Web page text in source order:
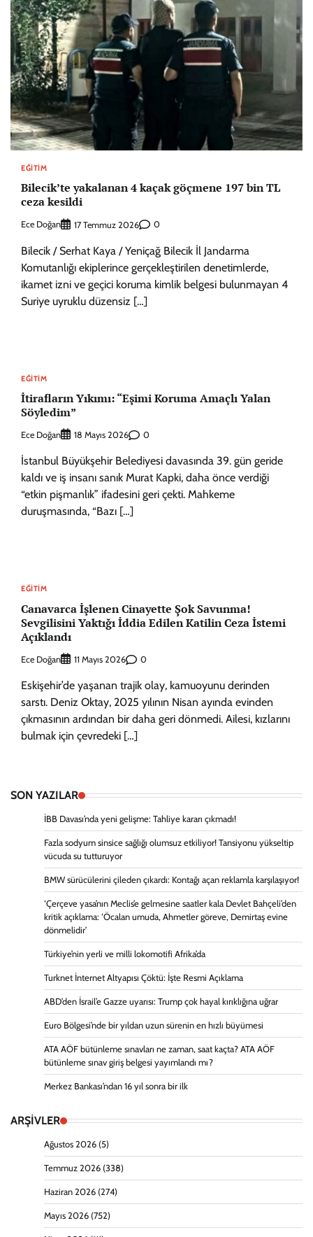
EĞITIM
Bilecik’te yakalanan 4 kaçak göçmene 197 bin TL
ceza kesildi
Ece Doğan 17 Temmuz 2026 0
Bilecik / Serhat Kaya / Yeniçağ Bilecik İl Jandarma
Komutanlığı ekiplerince gerçekleştirilen denetimlerde,
ikamet izni ve geçici koruma kimlik belgesi bulunmayan 4
Suriye uyruklu düzensiz […]
EĞITIM
İtirafların Yıkımı: “Eşimi Koruma Amaçlı Yalan
Söyledim”
Ece Doğan 18 Mayıs 2026 0
İstanbul Büyükşehir Belediyesi davasında 39. gün geride
kaldı ve iş insanı sanık Murat Kapki, daha önce verdiği
“etkin pişmanlık” ifadesini geri çekti. Mahkeme
duruşmasında, “Bazı […]
EĞITIM
Canavarca İşlenen Cinayette Şok Savunma!
Sevgilisini Yaktığı İddia Edilen Katilin Ceza İstemi
Açıklandı
Ece Doğan 11 Mayıs 2026 0
Eskişehir’de yaşanan trajik olay, kamuoyunu derinden
sarstı. Deniz Oktay, 2025 yılının Nisan ayında evinden
çıkmasının ardından bir daha geri dönmedi. Ailesi, kızlarını
bulmak için çevredeki […]
SON YAZILAR
İBB Davası’nda yeni gelişme: Tahliye kararı çıkmadı!
Fazla sodyum sinsice sağlığı olumsuz etkiliyor! Tansiyonu yükseltip
vücuda su tutturuyor
BMW sürücülerini çileden çıkardı: Kontağı açan reklamla karşılaşıyor!
‘Çerçeve yasa’nın Meclis’e gelmesine saatler kala Devlet Bahçeli’den
kritik açıklama: ‘Öcalan umuda, Ahmetler göreve, Demirtaş evine
dönmelidir’
Türkiye’nin yerli ve milli lokomotifi Afrika’da
Turknet İnternet Altyapısı Çöktü: İşte Resmi Açıklama
ABD’den İsrail’e Gazze uyarısı: Trump çok hayal kırıklığına uğrar
Euro Bölgesi’nde bir yıldan uzun sürenin en hızlı büyümesi
ATA AÖF bütünleme sınavları ne zaman, saat kaçta? ATA AÖF
bütünleme sınav giriş belgesi yayımlandı mı?
Merkez Bankası’ndan 16 yıl sonra bir ilk
ARŞİVLER
Ağustos 2026 (5)
Temmuz 2026 (338)
Haziran 2026 (274)
Mayıs 2026 (752)